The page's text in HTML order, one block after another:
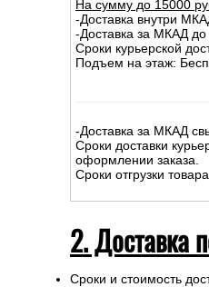
На сумму до 15000
-Доставка внутри
-Доставка за МКАД
Сроки курьерской
Подъем на этаж:
-Доставка за МКАД
Сроки доставки
оформлении заказа.
Сроки отгрузки
2. Доставка
Сроки и стоимость